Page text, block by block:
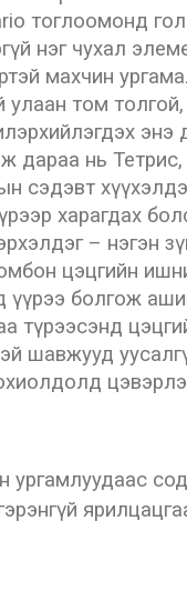
тоглоомонд
нэг чухал
махчин
улаан том
энэ
дараа нь Тетрис,
сэдэвт
харагдах
– нэгэн
цэцгийн
үүрээ болгож
түрээсэнд
шавжууд
цэвэрлэж
ургамлуудаас